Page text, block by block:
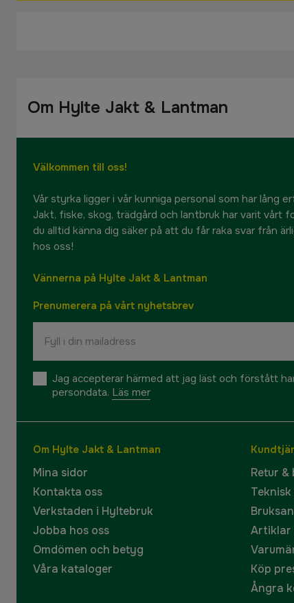
Om Hylte Jakt & Lantman
Välkommen till oss!
Vår styrka ligger i vår kunniga personal som har lång
Jakt, fiske, skog, trädgård och lantbruk har varit vårt
du alltid känna dig säker på att du får raka svar från
hos oss!
Vännerna på Hylte Jakt & Lantman
Prenumerera på vårt nyhetsbrev
Jag accepterar härmed att jag läst och förstått
persondata. Läs mer
Om Hylte Jakt & Lantman
Mina sidor
Kontakta oss
Verkstaden i Hyltebruk
Jobba hos oss
Omdömen och betyg
Våra kataloger
Retur &
Artiklar
Köp
Ångra